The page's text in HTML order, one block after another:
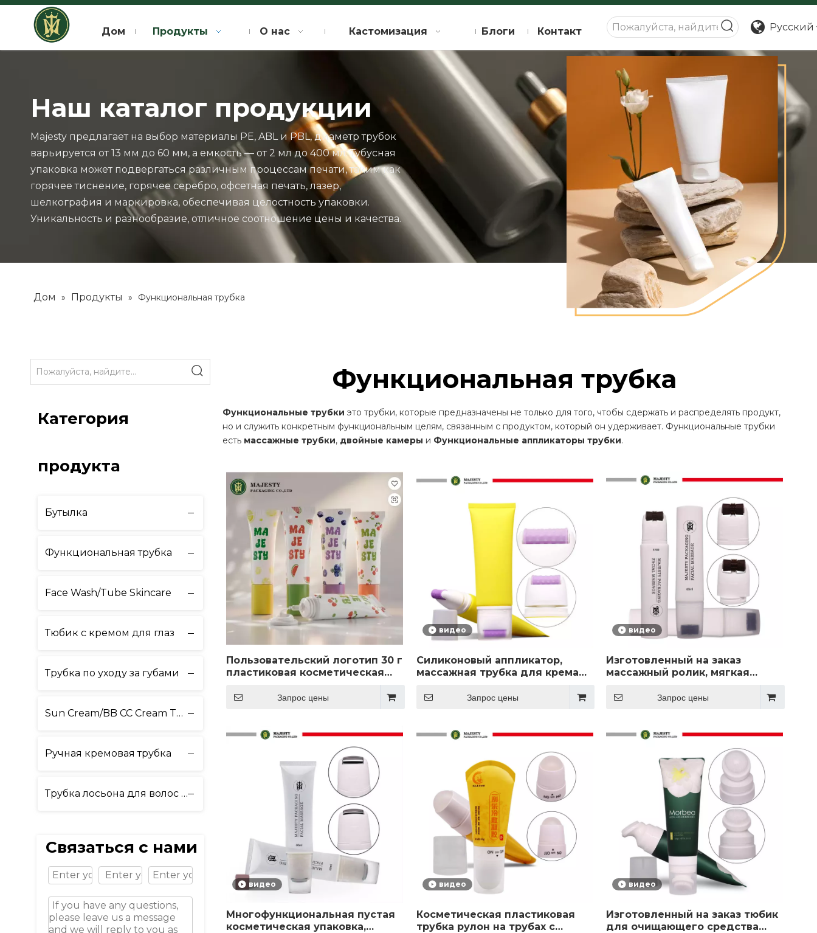
Дом Продукты О нас Кастомизация Блоги Контакт Pусский
Наш каталог продукции
Majesty предлагает на выбор материалы PE, ABL и PBL, диаметр трубок
варьируется от 13 мм до 60 мм, а емкость — от 2 мл до 400 мл. Тубусная
упаковка может подвергаться различным процессам печати, таким как
горячее тиснение, горячее серебро, офсетная печать, лазер,
шелкография и маркировка, обеспечивая целостность упаковки.
Уникальность и разнообразие, отличное соотношение цены и качества.
Дом » Продукты » Функциональная трубка
Категория
продукта
Бутылка
Функциональная трубка
Face Wash/Tube Skincare
Тюбик с кремом для глаз
Трубка по уходу за губами
Sun Cream/BB CC Cream Tube
Ручная кремовая трубка
Трубка лосьона для волос и тела
Связаться с нами
Функциональная трубка
Функциональные трубки это трубки, которые предназначены не только для того, чтобы сдержать и распределять продукт,
но и служить конкретным функциональным целям, связанным с продуктом, который он удерживает. Функциональные трубки
есть массажные трубки, двойные камеры и Функциональные аппликаторы трубки.
Пользовательский логотип 30 г
пластиковая косметическая
упаковка тюбик для крема для
глаз солнцезащитный крем BB
крем эссенция аромат пустая
Запрос цены
видео
Силиконовый аппликатор,
массажная трубка для крема
для похудения, пластиковые
тубы с офсетной печатью для
Запрос цены
видео
Изготовленный на заказ
массажный ролик, мягкая
трубка для лица/тела, пустой
контейнер для ухода за телом
Запрос цены
видео
Многофункциональная пустая
косметическая упаковка,
видео
Косметическая пластиковая
трубка рулон на трубах с
видео
Изготовленный на заказ тюбик
для очищающего средства